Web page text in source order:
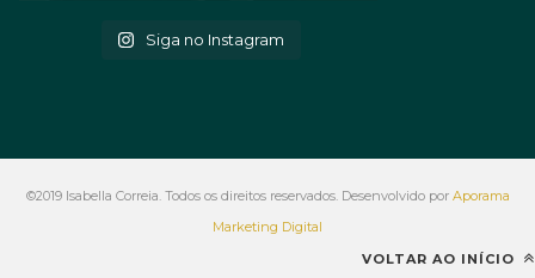
Siga no Instagram
©2019 Isabella Correia. Todos os direitos reservados. Desenvolvido por Aporama
Marketing Digital
VOLTAR AO INÍCIO